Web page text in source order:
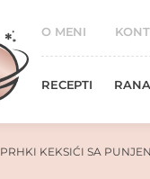
O MENI
RECEPTI
PRHKI KEKSIĆI SA